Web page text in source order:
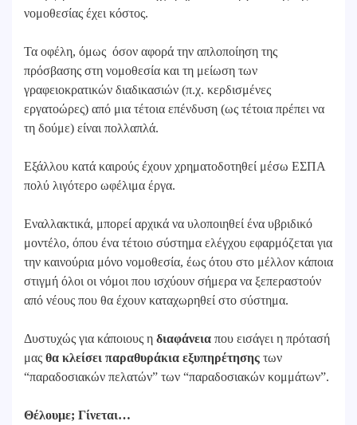
νομοθεσίας έχει κόστος.
Τα οφέλη, όμως όσον αφορά την απλοποίηση της
πρόσβασης στη νομοθεσία και τη μείωση των
γραφειοκρατικών διαδικασιών (π.χ. κερδισμένες
εργατοώρες) από μια τέτοια επένδυση (ως τέτοια πρέπει να
τη δούμε) είναι πολλαπλά.
Εξάλλου κατά καιρούς έχουν χρηματοδοτηθεί μέσω ΕΣΠΑ
πολύ λιγότερο ωφέλιμα έργα.
Εναλλακτικά, μπορεί αρχικά να υλοποιηθεί ένα υβριδικό
μοντέλο, όπου ένα τέτοιο σύστημα ελέγχου εφαρμόζεται για
την καινούρια μόνο νομοθεσία, έως ότου στο μέλλον κάποια
στιγμή όλοι οι νόμοι που ισχύουν σήμερα να ξεπεραστούν
από νέους που θα έχουν καταχωρηθεί στο σύστημα.
Δυστυχώς για κάποιους η διαφάνεια που εισάγει η πρότασή
μας θα κλείσει παραθυράκια εξυπηρέτησης των
“παραδοσιακών πελατών” των “παραδοσιακών κομμάτων”.
Θέλουμε; Γίνεται…